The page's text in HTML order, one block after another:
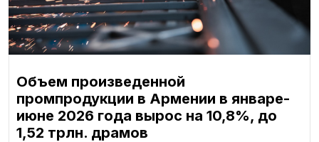
Объем произведенной
промпродукции в Армении в январе-
июне 2026 года вырос на 10,8%, до
1,52 трлн. драмов